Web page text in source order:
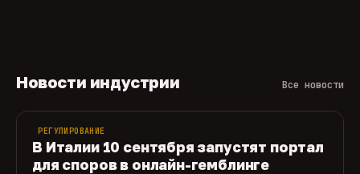
Новости индустрии Все новости
РЕГУЛИРОВАНИЕ
В Италии 10 сентября запустят портал
для споров в онлайн-гемблинге